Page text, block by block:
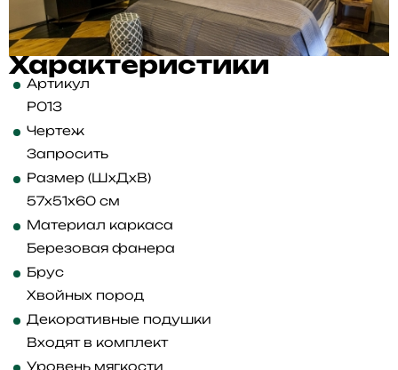
Характеристики
Артикул
P013
Чертеж
Запросить
Размер (ШхДхВ)
57x51x60 см
Материал каркаса
Березовая фанера
Брус
Хвойных пород
Декоративные подушки
Входят в комплект
Уровень мягкости